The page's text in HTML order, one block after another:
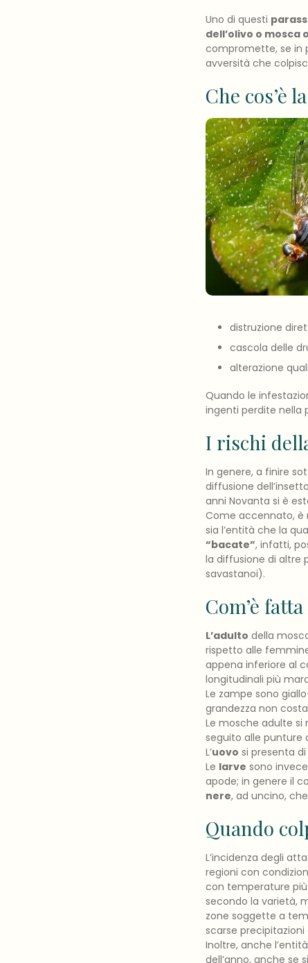
Uno di questi
dell’olivo o mosca
compromette, se in
avversità che
Che cos’è
distruzione
cascola delle
alterazione
Quando le
ingenti perdite nella
I rischi
In genere, a finire
diffusione
anni Novanta si è
Come accennato, è
sia l’entità che la
“bacate”, infatti,
la diffusione di altre
savastanoi).
Com’è
L’adulto della
rispetto alle
appena inferiore al
longitudinali più
Le zampe sono
grandezza non
Le mosche adulte si
seguito alle punture
L’uovo si presenta
Le larve sono
apode; in genere il
nere, ad uncino,
Quando
L’incidenza degli
regioni con
con temperature
secondo la varietà,
zone soggette a
scarse
Inoltre, anche
dell’anno, anche se